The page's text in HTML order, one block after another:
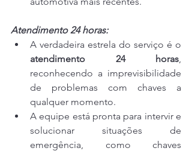
Atendimento 24 horas:
atendimento 24 horas,
reconhecendo a imprevisibilidade
de problemas com chaves a
qualquer momento.
A equipe está pronta para intervir e
solucionar situações de
emergência, como chaves